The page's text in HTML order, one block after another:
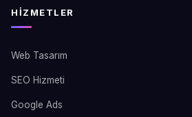
HIZMETLER
Web Tasarım
SEO Hizmeti
Google Ads